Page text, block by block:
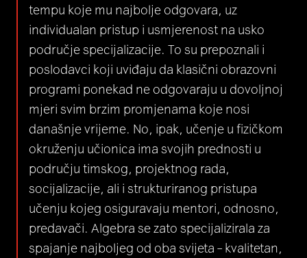
tempu koje mu najbolje odgovara, uz
individualan pristup i usmjerenost na usko
područje specijalizacije. To su prepoznali i
poslodavci koji uviđaju da klasični obrazovni
programi ponekad ne odgovaraju u dovoljnoj
mjeri svim brzim promjenama koje nosi
današnje vrijeme. No, ipak, učenje u fizičkom
okruženju učionica ima svojih prednosti u
području timskog, projektnog rada,
socijalizacije, ali i strukturiranog pristupa
učenju kojeg osiguravaju mentori, odnosno,
predavači. Algebra se zato specijalizirala za
spajanje najboljeg od oba svijeta – kvalitetan,